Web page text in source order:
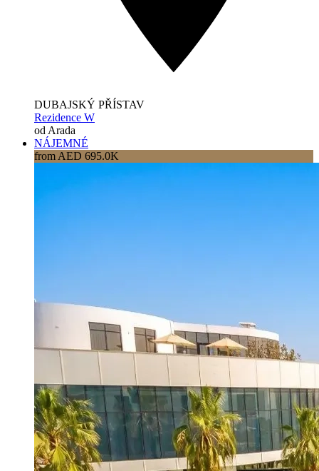
DUBAJSKÝ PŘÍSTAV
Rezidence W
od Arada
NÁJEMNÉ
from AED 695.0K